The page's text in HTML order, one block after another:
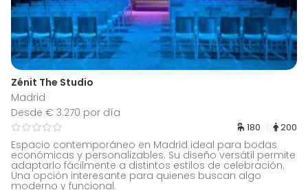
Zénit The Studio
Madrid
Desde € 3.270 por día
180 200
Espacio contemporáneo en Madrid ideal para bodas
económicas y personalizables. Su diseño versátil permite
adaptarlo fácilmente a distintos estilos de celebración.
Una opción interesante para quienes buscan algo
moderno y funcional.